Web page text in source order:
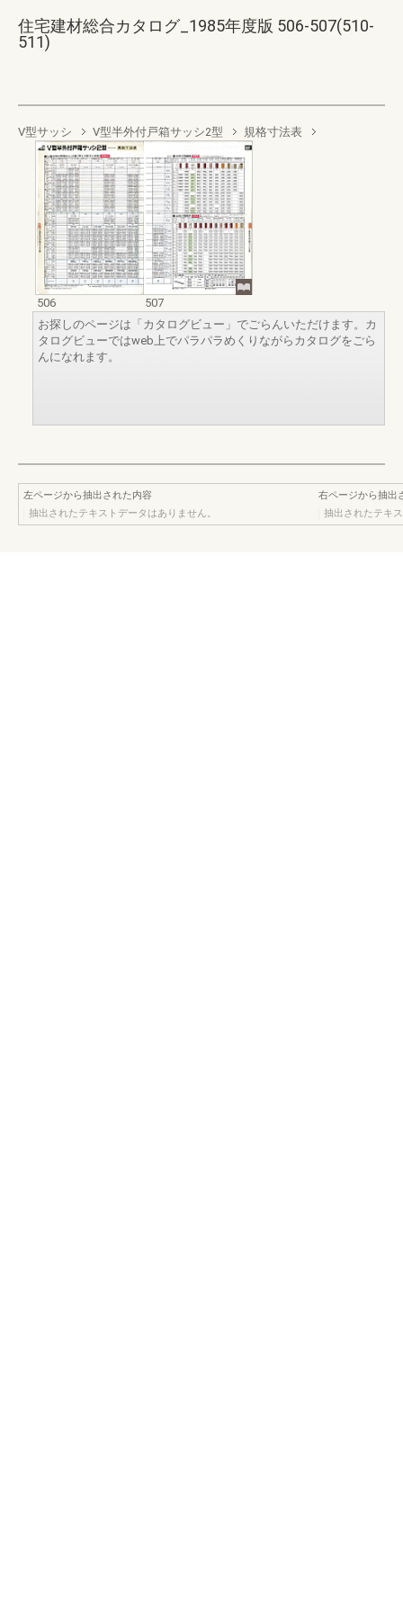
住宅建材総合カタログ_1985年度版 506-507(510-
511)
V型サッシ V型半外付戸箱サッシ2型 規格寸法表
506
507
お探しのページは「カタログビュー」でごらんいただけます。カ
タログビューではweb上でパラパラめくりながらカタログをごら
んになれます。
左ページから抽出された内容
抽出されたテキストデータはありません。
右ページから抽出
抽出されたテキ